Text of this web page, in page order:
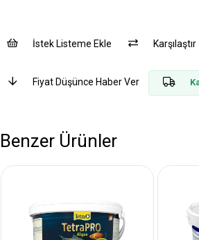
İstek Listeme Ekle Karşılaştır
Fiyat Düşünce Haber Ver
Benzer Ürünler